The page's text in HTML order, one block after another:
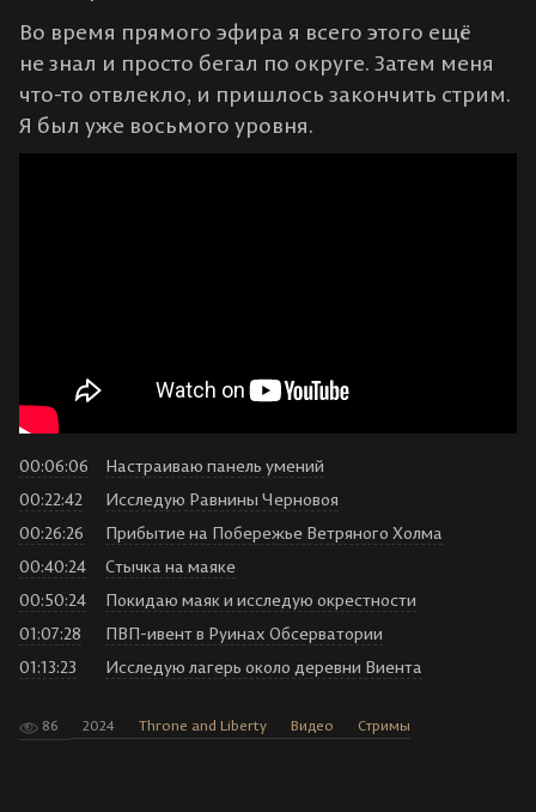
Во время прямого эфира я всего этого ещё
не знал и просто бегал по округе. Затем меня
что-то отвлекло, и пришлось закончить стрим.
Я был уже восьмого уровня.
00:06:06
Настраиваю панель умений
00:22:42
Исследую Равнины Черновоя
00:26:26
Прибытие на Побережье Ветряного Холма
00:40:24
Стычка на маяке
00:50:24
Покидаю маяк и исследую окрестности
01:07:28
ПВП-ивент в Руинах Обсерватории
01:13:23
Исследую лагерь около деревни Виента
86 2024 Throne and Liberty Видео Стримы